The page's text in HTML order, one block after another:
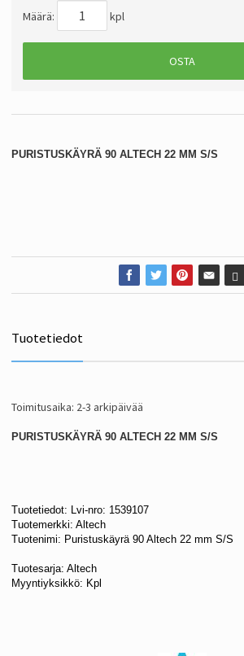
Määrä: kpl
OSTA
PURISTUSKÄYRÄ 90 ALTECH 22 MM S/S
Tuotetiedot
Toimitusaika: 2-3 arkipäivää
PURISTUSKÄYRÄ 90 ALTECH 22 MM S/S
Tuotetiedot:
Lvi-nro: 1539107
Tuotemerkki: Altech
Tuotenimi: Puristuskäyrä 90 Altech 22 mm S/S
Tuotesarja: Altech
Myyntiyksikkö: Kpl